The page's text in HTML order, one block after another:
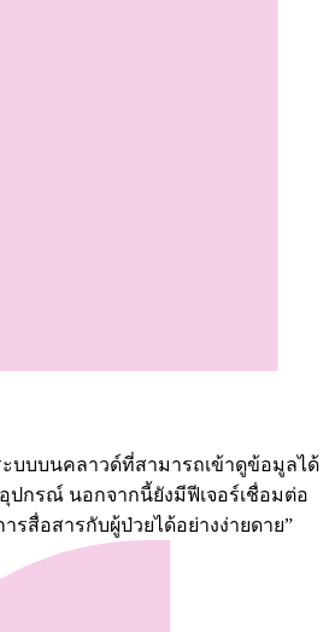
ะบบบนคลาวด์ที่สามารถเข้าดูข้อมูลได้
ปกรณ์ นอกจากนี้ยังมีฟีเจอร์เชื่อมต่อ
ารสื่อสารกับผู้ป่วยได้อย่างง่ายดาย”